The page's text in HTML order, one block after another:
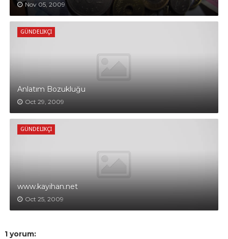
Nov 05, 2009
GÜNDELIKÇI
Anlatım Bozukluğu
Oct 29, 2009
GÜNDELIKÇI
www.kayihan.net
Oct 25, 2009
1 yorum: